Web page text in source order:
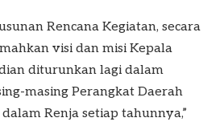
Rencana Kegiatan, secara
visi dan misi Kepala
diturunkan lagi dalam
masing Perangkat Daerah
Renja setiap tahunnya,”